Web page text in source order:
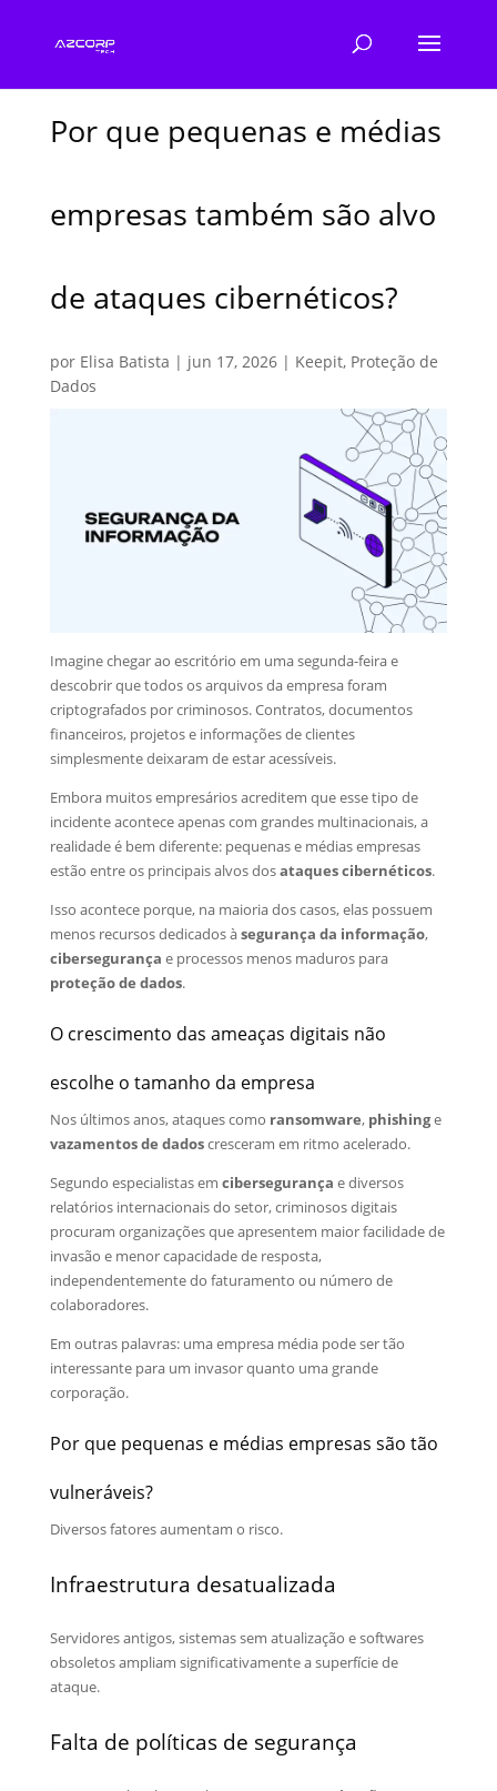
Por que pequenas e médias
empresas também são alvo
de ataques cibernéticos?
por Elisa Batista | jun 17, 2026| Keepit, Proteção de
Dados
Imagine chegar ao escritório em uma segunda-feira e
descobrir que todos os arquivos da empresa foram
criptografados por criminosos. Contratos, documentos
financeiros, projetos e informações de clientes
simplesmente deixaram de estar acessíveis.
Embora muitos empresários acreditem que esse tipo de
incidente acontece apenas com grandes multinacionais, a
realidade é bem diferente: pequenas e médias empresas
estão entre os principais alvos dosataques cibernéticos.
Isso acontece porque, na maioria dos casos, elas possuem
menos recursos dedicados àsegurança da informação,
cibersegurança e processos menos maduros para
proteção de dados.
O crescimento das ameaças digitais não
escolhe o tamanho da empresa
Nos últimos anos, ataques como ransomware, phishinge
vazamentos de dadoscresceram em ritmo acelerado.
Segundo especialistas em cibersegurança e diversos
relatórios internacionais do setor, criminosos digitais
procuram organizações que apresentem maior facilidade de
invasão e menor capacidade de resposta,
independentemente do faturamento ou número de
colaboradores.
Em outras palavras: uma empresa média pode ser tão
interessante para um invasor quanto uma grande
corporação.
Por que pequenas e médias empresas são tão
vulneráveis?
Diversos fatores aumentam o risco.
Infraestrutura desatualizada
Servidores antigos, sistemas sem atualização e softwares
obsoletos ampliam significativamente a superfície de
ataque.
Falta de políticas de segurança